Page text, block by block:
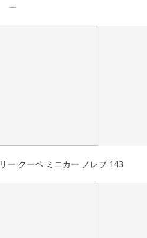
ー
ー クーペ ミニカー ノレブ 143